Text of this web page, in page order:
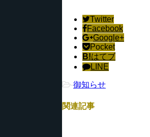
Twitter
Facebook
Google+
Pocket
B!はてブ
LINE
-御知らせ
関連記事